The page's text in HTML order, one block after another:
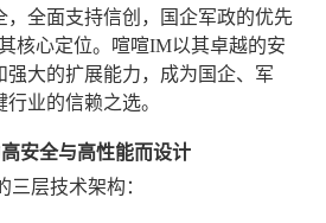
，全面支持信创，国企军政的优先
核心定位。喧喧IM以其卓越的安
强大的扩展能力，成为国企、军
业的信赖之选。
安全与高性能而设计
三层技术架构：